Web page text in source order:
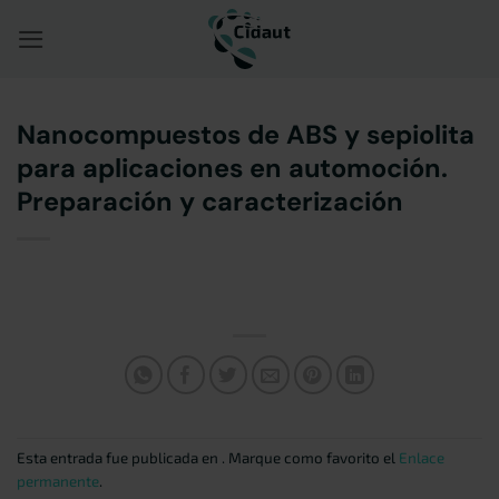
Nanocompuestos de ABS y sepiolita
para aplicaciones en automoción.
Preparación y caracterización
Esta entrada fue publicada en . Marque como favorito el Enlace
permanente.